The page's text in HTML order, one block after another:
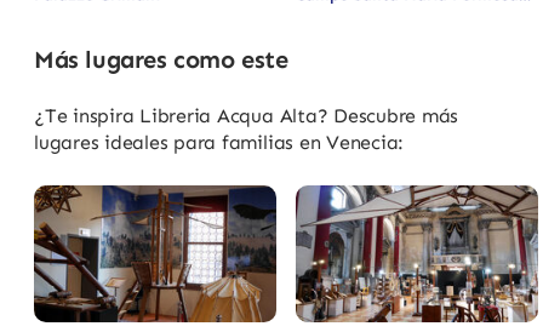
Más lugares como este
¿Te inspira Libreria Acqua Alta? Descubre más
lugares ideales para familias en Venecia: